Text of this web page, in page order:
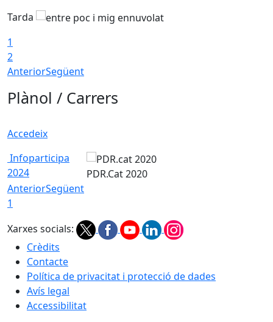
Tarda
1
2
AnteriorSegüent
Plànol / Carrers
Accedeix
Infoparticipa
2024
PDR.Cat 2020
AnteriorSegüent
1
Xarxes socials:
Crèdits
Contacte
Política de privacitat i protecció de dades
Avís legal
Accessibilitat